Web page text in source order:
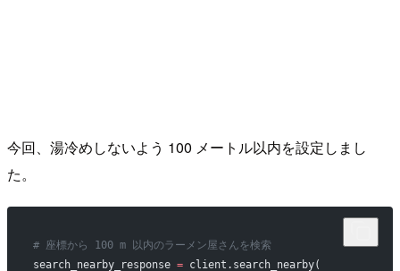
今回、湯冷めしないよう 100 メートル以内を設定しまし
た。
# 座標から 100 m 以内のラーメン屋さんを検索
search_nearby_response = client.search_nearby(